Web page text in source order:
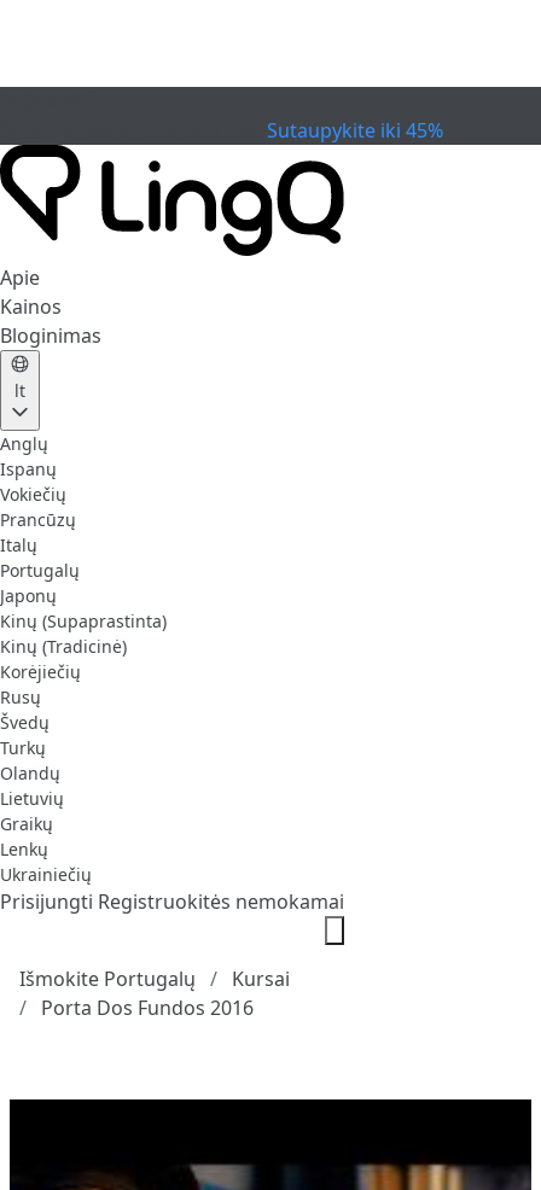
Sutaupykite iki 45%
Apie
Kainos
Bloginimas
lt
Anglų
Ispanų
Vokiečių
Prancūzų
Italų
Portugalų
Japonų
Kinų (Supaprastinta)
Kinų (Tradicinė)
Korėjiečių
Rusų
Švedų
Turkų
Olandų
Lietuvių
Graikų
Lenkų
Ukrainiečių
Prisijungti Registruokitės nemokamai
Išmokite Portugalų
Kursai
Porta Dos Fundos 2016